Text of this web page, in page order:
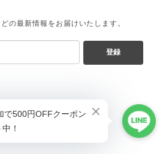
の最新情報をお届けいたします。
登録